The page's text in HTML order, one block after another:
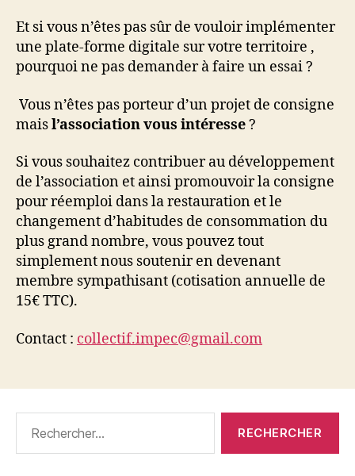
Et si vous n’êtes pas sûr de vouloir implémenter
une plate-forme digitale sur votre territoire ,
pourquoi ne pas demander à faire un essai ?
Vous n’êtes pas porteur d’un projet de consigne
maisl’association vous intéresse?
Si vous souhaitez contribuer au développement
de l’association et ainsi promouvoir la consigne
pour réemploi dans la restauration et le
changement d’habitudes de consommation du
plus grand nombre, vous pouvez tout
simplement nous soutenir en devenant
membre sympathisant (cotisation annuelle de
15€ TTC).
Contact : collectif.impec@gmail.com